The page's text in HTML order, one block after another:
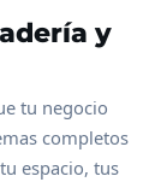
y
tu negocio
completos
espacio, tus